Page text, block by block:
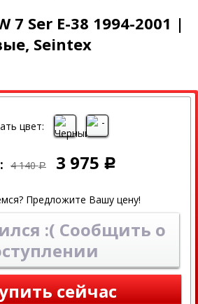
7 Ser E-38 1994-2001 |
Seintex
цвет:
4 140 Р 3 975 Р
Предложите Вашу цену!
:( Сообщить о
сейчас